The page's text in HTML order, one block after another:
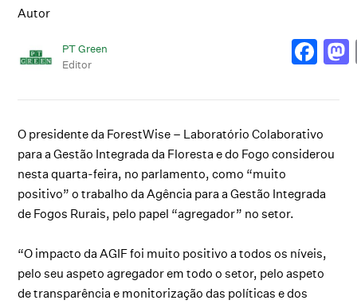
Autor
PT Green
Editor
O presidente da ForestWise – Laboratório Colaborativo
para a Gestão Integrada da Floresta e do Fogo considerou
nesta quarta-feira, no parlamento, como “muito
positivo” o trabalho da Agência para a Gestão Integrada
de Fogos Rurais, pelo papel “agregador” no setor.
“O impacto da AGIF foi muito positivo a todos os níveis,
pelo seu aspeto agregador em todo o setor, pelo aspeto
de transparência e monitorização das políticas e dos